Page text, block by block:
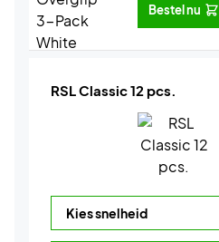
Bestel nu
RSL Classic 12 pcs.